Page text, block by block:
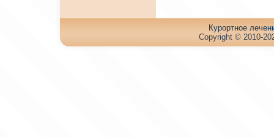
Куpортное
Copyright © 2010-